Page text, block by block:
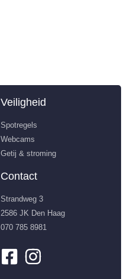
Veiligheid
Spotregels
Webcams
Getij & stroming
Contact
Strandweg 3
2586 JK Den Haag
070 785 8981